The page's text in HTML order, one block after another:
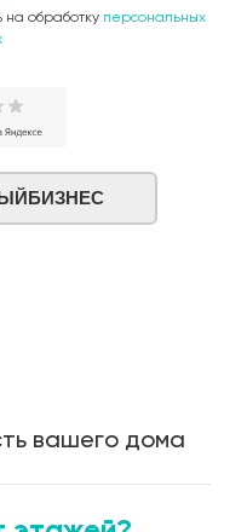
на обработку персональных
вашего дома